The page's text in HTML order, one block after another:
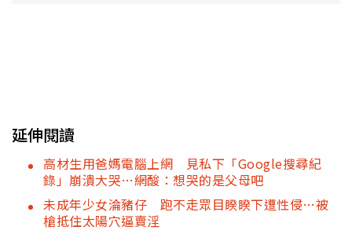
延伸閱讀
高材生用爸媽電腦上網 見私下「Google搜尋紀
錄」崩潰大哭…網酸：想哭的是父母吧
未成年少女淪豬仔 跑不走眾目睽睽下遭性侵…被
槍抵住太陽穴逼賣淫